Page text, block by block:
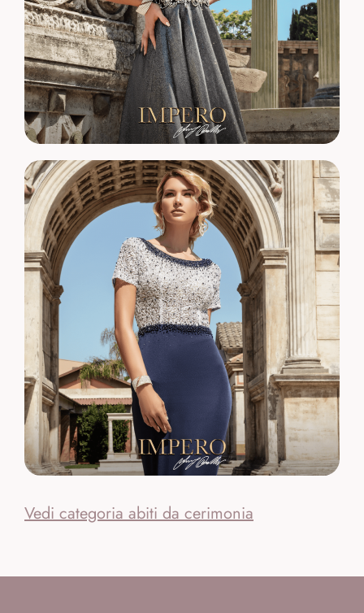
Vedi categoria abiti da cerimonia